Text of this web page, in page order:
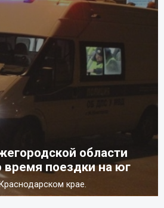
области
время поездки на юг
крае.